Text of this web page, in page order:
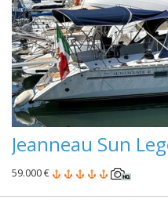
Jeanneau Sun
59.000 €